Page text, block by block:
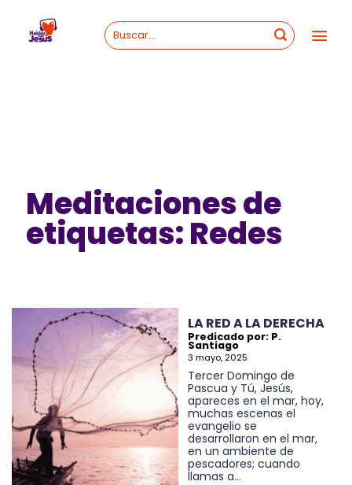
content
Meditaciones de
etiquetas: Redes
LA RED A LA DERECHA
Predicado por: P.
Santiago
3 mayo, 2025
Tercer Domingo de
Pascua y Tú, Jesús,
apareces en el mar, hoy,
muchas escenas el
evangelio se
desarrollaron en el mar,
en un ambiente de
pescadores; cuando
llamas a...